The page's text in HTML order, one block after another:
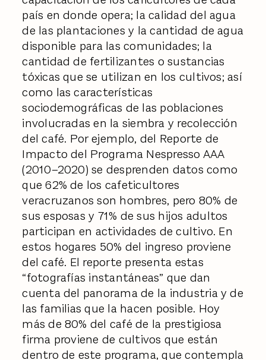
país en donde opera; la calidad del agua
de las plantaciones y la cantidad de agua
disponible para las comunidades; la
cantidad de fertilizantes o sustancias
tóxicas que se utilizan en los cultivos; así
como las características
sociodemográficas de las poblaciones
involucradas en la siembra y recolección
del café. Por ejemplo, del Reporte de
Impacto del Programa Nespresso AAA
(2010–2020) se desprenden datos como
que 62% de los cafeticultores
veracruzanos son hombres, pero 80% de
sus esposas y 71% de sus hijos adultos
participan en actividades de cultivo. En
estos hogares 50% del ingreso proviene
del café. El reporte presenta estas
“fotografías instantáneas” que dan
cuenta del panorama de la industria y de
las familias que la hacen posible. Hoy
más de 80% del café de la prestigiosa
firma proviene de cultivos que están
dentro de este programa, que contempla